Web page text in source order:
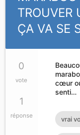
TROUVER
ÇA VA SE
0
vote
1
réponse
cœur
senti…
vrai